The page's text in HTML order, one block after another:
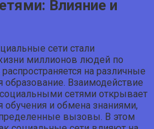
Влияние и
сети стали
миллионов людей по
на различные
Взаимодействие
сетями открывает
и обмена знаниями,
вызовы. В этом